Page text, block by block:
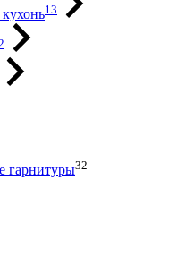
13
гарнитуры32